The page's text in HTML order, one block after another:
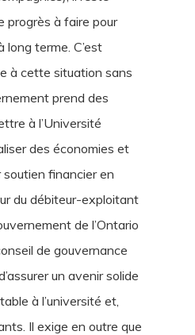
progrès à faire pour
long terme. C’est
à cette situation sans
prend des
à l’Université
des économies et
soutien financier en
du débiteur-exploitant
de l’Ontario
de gouvernance
un avenir solide
à l’université et,
Il exige en outre que